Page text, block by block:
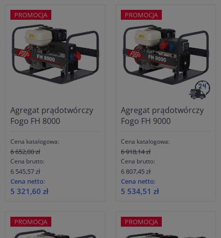
Agregat prądotwórczy
Fogo FH 8000
Cena katalogowa:
6 652,00 zł
Cena brutto:
6 545,57 zł
Cena netto:
5 321,60 zł
PROMOCJA
Agregat prądotwórczy
Fogo FH 9000
Cena katalogowa:
6 918,14 zł
Cena brutto:
6 807,45 zł
Cena netto:
5 534,51 zł
PROMOCJA
PROMOCJA PROMOCJA